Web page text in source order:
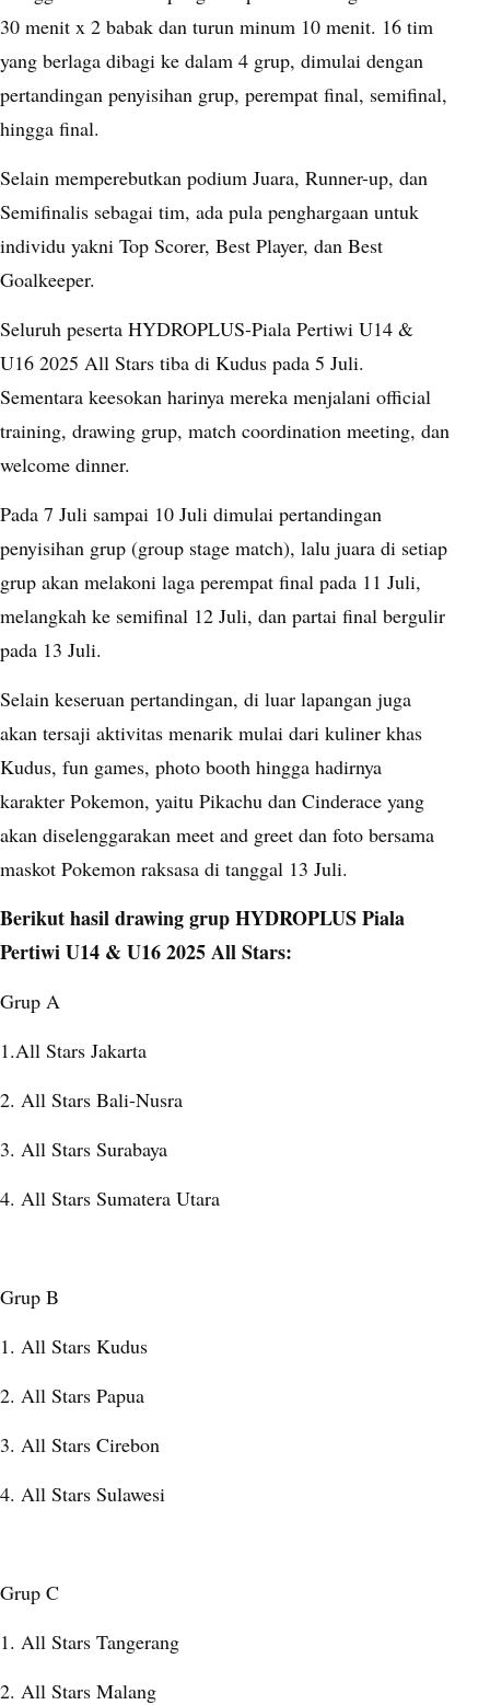
30 menit x 2 babak dan turun minum 10 menit. 16 tim
yang berlaga dibagi ke dalam 4 grup, dimulai dengan
pertandingan penyisihan grup, perempat final, semifinal,
hingga final.
Selain memperebutkan podium Juara, Runner-up, dan
Semifinalis sebagai tim, ada pula penghargaan untuk
individu yakni Top Scorer, Best Player, dan Best
Goalkeeper.
Seluruh peserta HYDROPLUS-Piala Pertiwi U14 &
U16 2025 All Stars tiba di Kudus pada 5 Juli.
Sementara keesokan harinya mereka menjalani official
training, drawing grup, match coordination meeting, dan
welcome dinner.
Pada 7 Juli sampai 10 Juli dimulai pertandingan
penyisihan grup (group stage match), lalu juara di setiap
grup akan melakoni laga perempat final pada 11 Juli,
melangkah ke semifinal 12 Juli, dan partai final bergulir
pada 13 Juli.
Selain keseruan pertandingan, di luar lapangan juga
akan tersaji aktivitas menarik mulai dari kuliner khas
Kudus, fun games, photo booth hingga hadirnya
karakter Pokemon, yaitu Pikachu dan Cinderace yang
akan diselenggarakan meet and greet dan foto bersama
maskot Pokemon raksasa di tanggal 13 Juli.
Berikut hasil drawing grup HYDROPLUS Piala
Pertiwi U14 & U16 2025 All Stars:
Grup A
1.All Stars Jakarta
2. All Stars Bali-Nusra
3. All Stars Surabaya
4. All Stars Sumatera Utara
Grup B
1. All Stars Kudus
2. All Stars Papua
3. All Stars Cirebon
4. All Stars Sulawesi
Grup C
1. All Stars Tangerang
2. All Stars Malang